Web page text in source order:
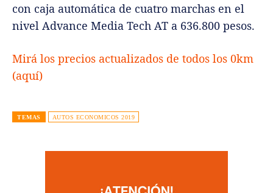
con caja automática de cuatro marchas en el
nivel Advance Media Tech AT a 636.800 pesos.
Mirá los precios actualizados de todos los 0km
(aquí)
TEMAS AUTOS ECONOMICOS 2019